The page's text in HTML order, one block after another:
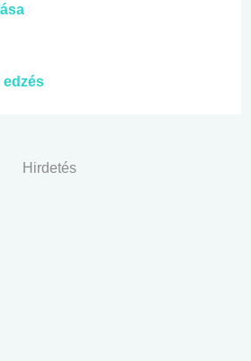
edzés
Hirdetés